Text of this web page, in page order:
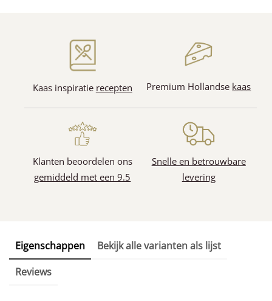
Kaas inspiratie recepten Premium Hollandse kaas
Klanten beoordelen ons
gemiddeld met een 9.5
Snelle en betrouwbare
levering
Eigenschappen
Bekijk alle varianten als lijst
Reviews